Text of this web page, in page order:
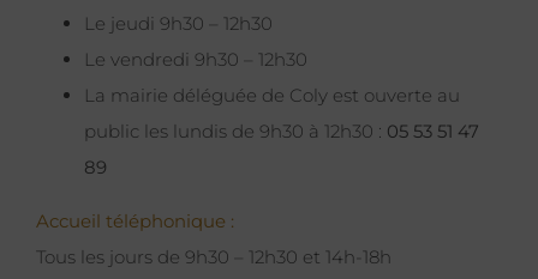
Le jeudi 9h30 – 12h30
Le vendredi 9h30 – 12h30
La mairie déléguée de Coly est ouverte au
public les lundis de 9h30 à 12h30 : 05 53 51 47
89
Accueil téléphonique :
Tous les jours de 9h30 – 12h30 et 14h-18h